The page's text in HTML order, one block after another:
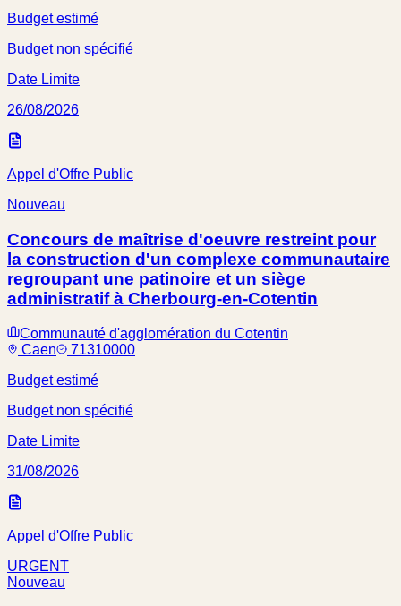
Budget estimé
Budget non spécifié
Date Limite
26/08/2026
Appel d'Offre Public
Nouveau
Concours de maîtrise d'oeuvre restreint pour
la construction d'un complexe communautaire
regroupant une patinoire et un siège
administratif à Cherbourg-en-Cotentin
Communauté d'agglomération du Cotentin
Caen
71310000
Budget estimé
Budget non spécifié
Date Limite
31/08/2026
Appel d'Offre Public
URGENT
Nouveau